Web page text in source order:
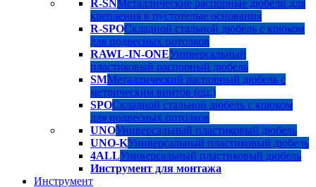
R-SNМеталлические распорные дюбели для
крепления в пустотелые основания
R-SPOСкладной стальной дюбель с крюком
для подвесных потолков
RAWL-IN-ONEУниверсальный
пластиковый распорный дюбель
SMМеталлический распорный дюбель с
метрическим винтов (оц.)
SPOСкладной стальной дюбель с крюком
для подвесных потолков
UNOУниверсальный пластиковый дюбель
UNO-KУниверсальный пластиковый дюбель
4ALLУниверсальный пластиковый дюбель
Инструмент для монтажа
Инструмент